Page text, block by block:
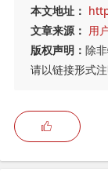
本文地址：
文章来源： 用
版权声明： 除
请以链接形式注